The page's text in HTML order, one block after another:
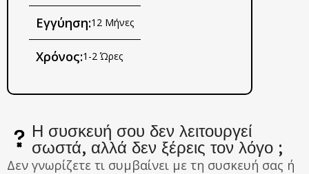
Εγγύηση:12 Μήνες
Χρόνος:1-2 Ώρες
Η συσκευή σου δεν λειτουργεί
σωστά, αλλά δεν ξέρεις τον λόγο ;
Δεν γνωρίζετε τι συμβαίνει με τη συσκευή σας ή